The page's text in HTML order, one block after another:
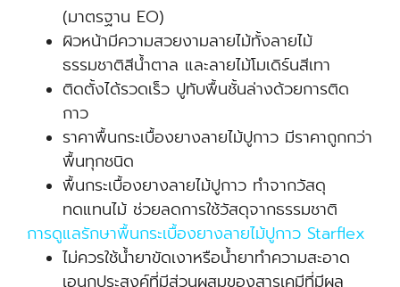
(มาตรฐาน EO)
ผิวหน้ามีความสวยงามลายไม้ทั้งลายไม้
ธรรมชาติสีน้ำตาล และลายไม้โมเดิร์นสีเทา
ติดตั้งได้รวดเร็ว ปูทับพื้นชั้นล่างด้วยการติด
กาว
ราคาพื้นกระเบื้องยางลายไม้ปูกาว มีราคาถูกกว่า
พื้นทุกชนิด
พื้นกระเบื้องยางลายไม้ปูกาว ทำจากวัสดุ
ทดแทนไม้ ช่วยลดการใช้วัสดุจากธรรมชาติ
การดูแลรักษาพื้นกระเบื้องยางลายไม้ปูกาว Starflex
ไม่ควรใช้น้ำยาขัดเงาหรือน้ำยาทำความสะอาด
เอนกประสงค์ที่มีส่วนผสมของสารเคมีที่มีผล